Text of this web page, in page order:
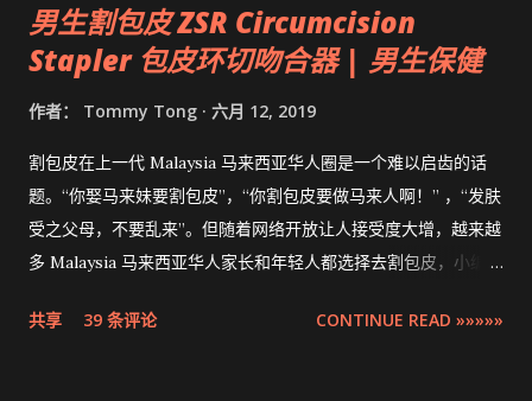
男生割包皮 ZSR Circumcision
Stapler 包皮环切吻合器 | 男生保健
作者： Tommy Tong 六月 12, 2019
割包皮在上一代 Malaysia 马来西亚华人圈是一个难以启齿的话
题。“你娶马来妹要割包皮”，“你割包皮要做马来人啊！” ，“发肤
受之父母，不要乱来”。但随着网络开放让人接受度大增，越来越
多 Malaysia 马来西亚华人家长和年轻人都选择去割包皮，小编多
的是最先进，零出血，零缝针，15分钟快速完成的 ZSR
共享 39 条评论 CONTINUE READ »»»»»